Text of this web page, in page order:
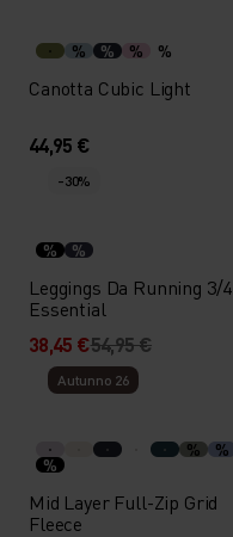
% % % %
Canotta Cubic Light
44,95 €
-30%
% %
Leggings Da Running 3/4
Essential
38,45 €54,95 €
Autunno 26
% %
%
Mid Layer Full-Zip Grid
Fleece